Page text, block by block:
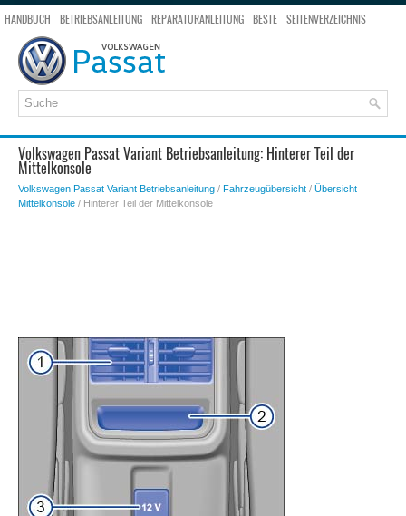
HANDBUCH BETRIEBSANLEITUNG REPARATURANLEITUNG BESTE
SEITENVERZEICHNIS
SEITENSUCHE
Volkswagen Passat Variant Betriebsanleitung: Hinterer Teil der
Mittelkonsole
Volkswagen Passat Variant Betriebsanleitung / Fahrzeugübersicht / Übersicht
Mittelkonsole / Hinterer Teil der Mittelkonsole